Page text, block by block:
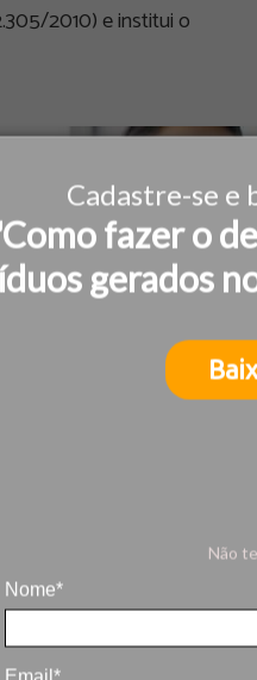
Cadastre-se e
fazer o
gerados
Não
Nome*
2010) e institui o